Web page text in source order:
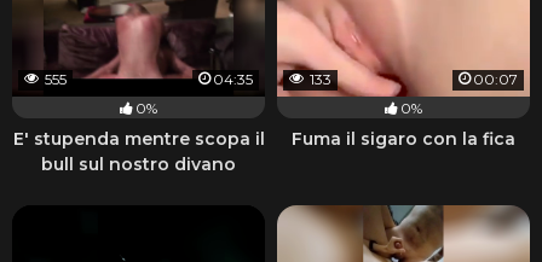
555
04:35
0%
E' stupenda mentre scopa il
bull sul nostro divano
133
00:07
0%
Fuma il sigaro con la fica